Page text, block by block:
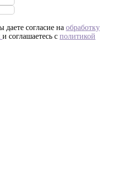
согласие на обработку
и соглашаетесь c политикой